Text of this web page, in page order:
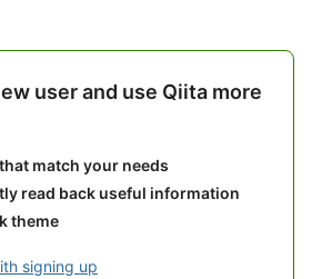
user and use Qiita more
match your needs
read back useful information
theme
signing up